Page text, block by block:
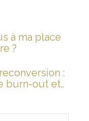
à ma place
?
:
burn-out et